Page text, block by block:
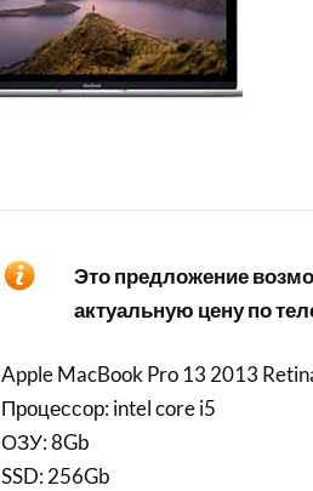
Это предложение
актуальную цену по
Apple MacBook Pro 13 2013
Процессор: intel core i5
ОЗУ: 8Gb
SSD: 256Gb